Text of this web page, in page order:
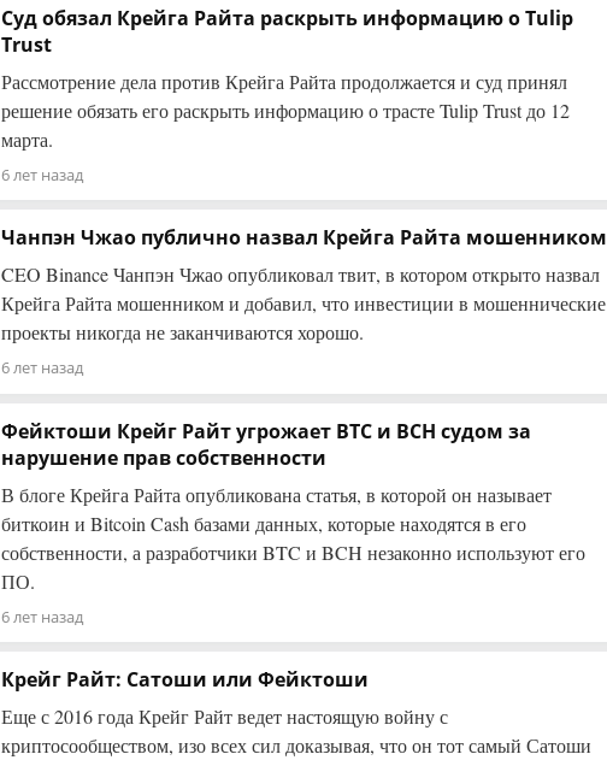
Суд обязал Крейга Райта раскрыть информацию о Tulip
Trust
Рассмотрение дела против Крейга Райта продолжается и суд принял
решение обязать его раскрыть информацию о трасте Tulip Trust до 12
марта.
6 лет назад
Чанпэн Чжао публично назвал Крейга Райта мошенником
CEO Binance Чанпэн Чжао опубликовал твит, в котором открыто назвал
Крейга Райта мошенником и добавил, что инвестиции в мошеннические
проекты никогда не заканчиваются хорошо.
6 лет назад
Фейктоши Крейг Райт угрожает BTC и BCH судом за
нарушение прав собственности
В блоге Крейга Райта опубликована статья, в которой он называет
биткоин и Bitcoin Cash базами данных, которые находятся в его
собственности, а разработчики BTC и BCH незаконно используют его
ПО.
6 лет назад
Крейг Райт: Сатоши или Фейктоши
Еще с 2016 года Крейг Райт ведет настоящую войну с
криптосообществом, изо всех сил доказывая, что он тот самый Сатоши